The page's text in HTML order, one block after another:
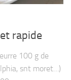
rapide
100 g de
snt moret…)